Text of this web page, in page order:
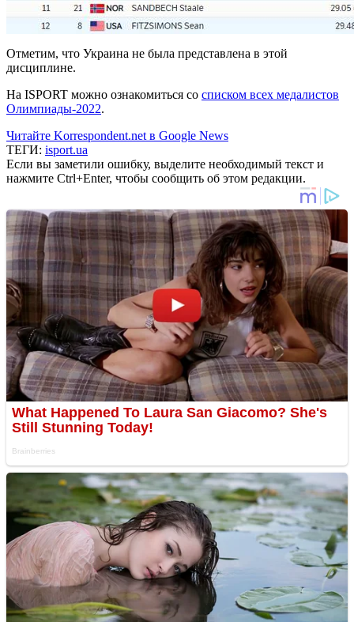
Отметим, что Украина не была представлена в этой
дисциплине.
На ISPORT можно ознакомиться со списком всех медалистов
Олимпиады-2022.
Читайте Korrespondent.net в Google News
ТЕГИ: isport.ua
Если вы заметили ошибку, выделите необходимый текст и
нажмите Ctrl+Enter, чтобы сообщить об этом редакции.